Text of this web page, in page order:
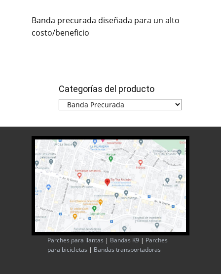
Banda precurada diseñada para un alto
costo/beneficio
Categorías del producto
Parches para llantas | Bandas K9 | Parches
para bicicletas | Bandas transportadoras